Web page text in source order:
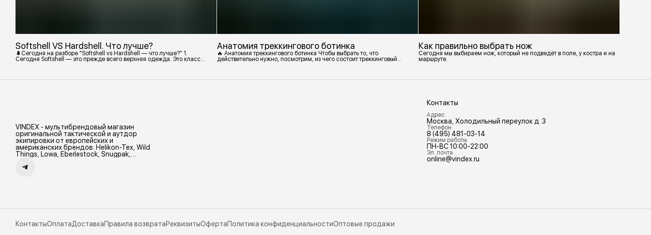
Softshell VS Hardshell. Что лучше?
🌲Сегодня на разборе "Softshell vs Hardshell — что лучше?" 1.
Сегодня Softshell — это прежде всего верхняя одежда. Это класс
Анатомия треккингового ботинка
🔥 Анатомия треккингового ботинка Чтобы выбрать то, что
действительно нужно, посмотрим, из чего состоит треккинговый
Как правильно выбрать нож
Сегодня мы выбираем нож, который не подведёт в поле, у костра и на
маршруте.
VINDEX - мультибрендовый магазин
оригинальной тактической и аутдор
экипировки от европейских и
американских брендов: Helikon-Tex, Wild
Things, Lowa, Eberlestock, Snugpak,
Контакты
Адрес
Москва, Холодильный переулок д. 3
Телефон
8 (495) 481-03-14
Режим работы
ПН-ВС 10:00-22:00
Эл. почта
online@vindex.ru
КонтактыОплатаДоставкаПравила возвратаРеквизитыОфертаПолитика конфиденциальностиОптовые продажи